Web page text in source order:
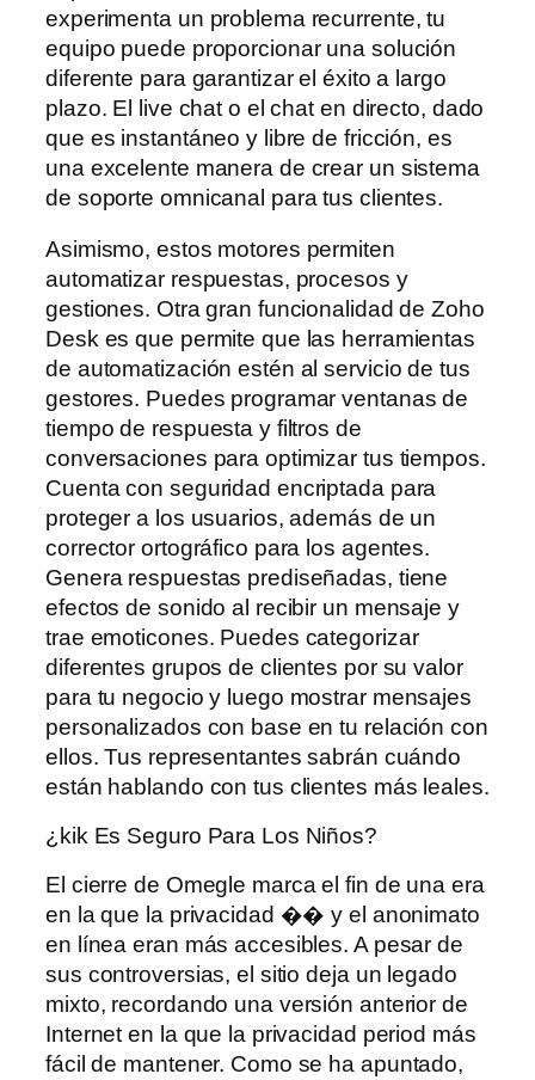
experimenta un problema recurrente, tu
equipo puede proporcionar una solución
diferente para garantizar el éxito a largo
plazo. El live chat o el chat en directo, dado
que es instantáneo y libre de fricción, es
una excelente manera de crear un sistema
de soporte omnicanal para tus clientes.
Asimismo, estos motores permiten
automatizar respuestas, procesos y
gestiones. Otra gran funcionalidad de Zoho
Desk es que permite que las herramientas
de automatización estén al servicio de tus
gestores. Puedes programar ventanas de
tiempo de respuesta y filtros de
conversaciones para optimizar tus tiempos.
Cuenta con seguridad encriptada para
proteger a los usuarios, además de un
corrector ortográfico para los agentes.
Genera respuestas prediseñadas, tiene
efectos de sonido al recibir un mensaje y
trae emoticones. Puedes categorizar
diferentes grupos de clientes por su valor
para tu negocio y luego mostrar mensajes
personalizados con base ​​en tu relación con
ellos. Tus representantes sabrán cuándo
están hablando con tus clientes más leales.
¿kik Es Seguro Para Los Niños?
El cierre de Omegle marca el fin de una era
en la que la privacidad �� y el anonimato
en línea eran más accesibles. A pesar de
sus controversias, el sitio deja un legado
mixto, recordando una versión anterior de
Internet en la que la privacidad period más
fácil de mantener. Como se ha apuntado,